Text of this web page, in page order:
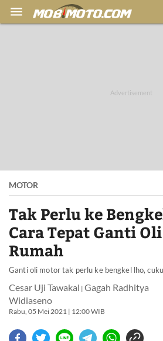

MOTOR
Tak Perlu ke
Cara Tepat Ganti
Rumah
Ganti oli motor tak perlu ke bengkel lho,
Cesar Uji Tawakal | Gagah Radhitya
Widiaseno
Rabu, 05 Mei 2021 | 12:00 WIB